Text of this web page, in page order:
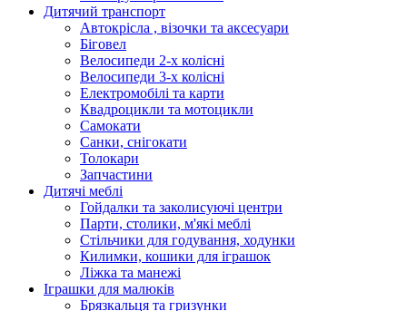
Дитячий транспорт
Автокрісла , візочки та аксесуари
Біговел
Велосипеди 2-х колісні
Велосипеди 3-х колісні
Електромобілі та карти
Квадроцикли та мотоцикли
Самокати
Санки, снігокати
Толокари
Запчастини
Дитячі меблі
Гойдалки та заколисуючі центри
Парти, столики, м'які меблі
Стільчики для годування, ходунки
Килимки, кошики для іграшок
Ліжка та манежі
Іграшки для малюків
Брязкальця та гризунки